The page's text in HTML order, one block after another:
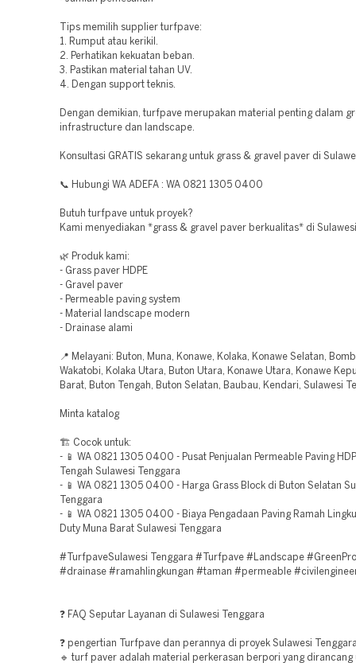
Tips memilih supplier turfpave:
1. Rumput atau kerikil.
2. Perhatikan kekuatan beban.
3. Pastikan material tahan UV.
4. Dengan support teknis.
Dengan demikian, turfpave merupakan material penting dalam
infrastructure dan landscape.
Konsultasi GRATIS sekarang untuk grass & gravel paver di
📞 Hubungi WA ADEFA : WA 0821 1305 0400
Butuh turfpave untuk proyek?
Kami menyediakan *grass & gravel paver berkualitas* di
🌿 Produk kami:
- Grass paver HDPE
- Gravel paver
- Permeable paving system
- Material landscape modern
- Drainase alami
📍 Melayani: Buton, Muna, Konawe, Kolaka, Konawe Selatan,
Wakatobi, Kolaka Utara, Buton Utara, Konawe Utara, Konawe
Barat, Buton Tengah, Buton Selatan, Baubau, Kendari, Sulawesi
Minta katalog
🏗️ Cocok untuk:
- 📱 WA 0821 1305 0400 - Pusat Penjualan Permeable Paving
Tengah Sulawesi Tenggara
- 📱 WA 0821 1305 0400 - Harga Grass Block di Buton Selatan
Tenggara
- 📱 WA 0821 1305 0400 - Biaya Pengadaan Paving Ramah
Duty Muna Barat Sulawesi Tenggara
#TurfpaveSulawesi Tenggara #Turfpave #Landscape
#drainase #ramahlingkungan #taman #permeable
❓ FAQ Seputar Layanan di Sulawesi Tenggara
❓ pengertian Turfpave dan perannya di proyek Sulawesi
🔹 turf paver adalah material perkerasan berpori yang dirancang